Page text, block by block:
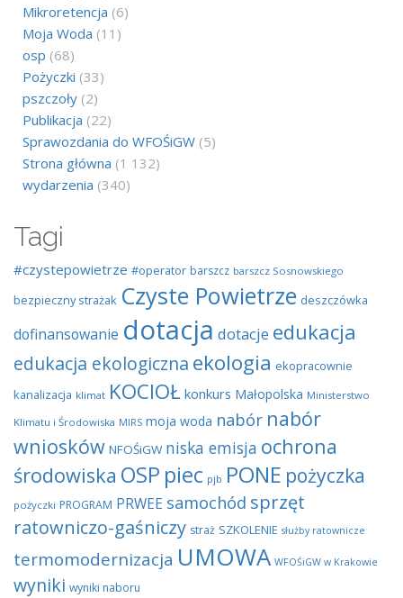
Mikroretencja (6)
Moja Woda (11)
osp (68)
Pożyczki (33)
pszczoły (2)
Publikacja (22)
Sprawozdania do WFOŚiGW (5)
Strona główna (1 132)
wydarzenia (340)
Tagi
#czystepowietrze #operator barszcz barszcz Sosnowskiego
bezpieczny strażak Czyste Powietrze deszczówka
dofinansowanie dotacja dotacje edukacja
edukacja ekologiczna ekologia ekopracownie
kanalizacja klimat KOCIOŁ konkurs Małopolska Ministerstwo
Klimatu i Środowiska MIRS moja woda nabór nabór
wniosków NFOŚiGW niska emisja ochrona
środowiska OSP piec pjb PONE pożyczka
pożyczki PROGRAM PRWEE samochód sprzęt
ratowniczo-gaśniczy straż SZKOLENIE służby ratownicze
termomodernizacja UMOWA WFOŚiGW w Krakowie
wyniki wyniki naboru